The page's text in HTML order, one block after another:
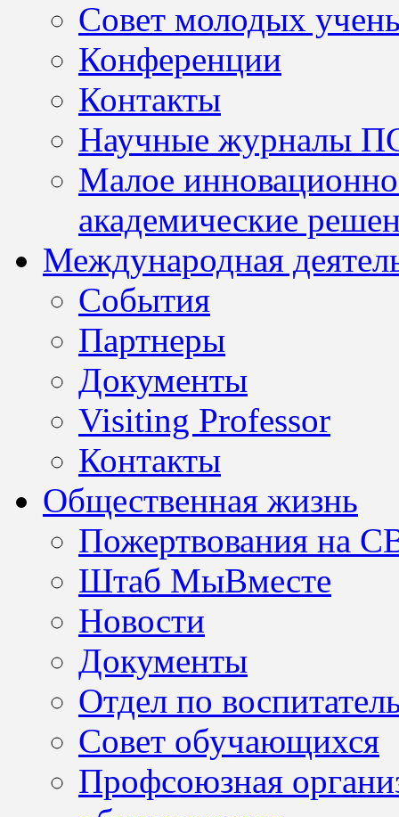
Совет молодых
Конференции
Контакты
Научные журналы
Малое
академические
Международная
События
Партнеры
Документы
Visiting Professor
Контакты
Общественная жизнь
Пожертвования на
Штаб МыВместе
Новости
Документы
Отдел по
Совет обучающихся
Профсоюзная